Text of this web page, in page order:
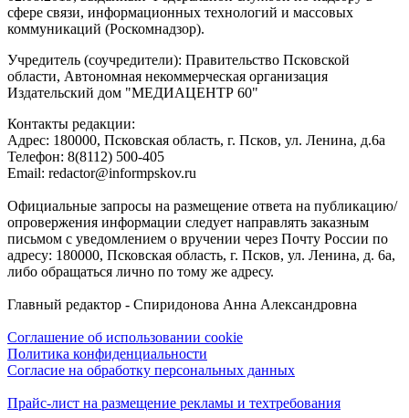
сфере связи, информационных технологий и массовых
коммуникаций (Роскомнадзор).
Учредитель (соучредители): Правительство Псковской
области, Автономная некоммерческая организация
Издательский дом "МЕДИАЦЕНТР 60"
Контакты редакции:
Адреc: 180000, Псковская область, г. Псков, ул. Ленина, д.6а
Телефон: 8(8112) 500-405
Email: redactor@informpskov.ru
Официальные запросы на размещение ответа на публикацию/
опровержения информации следует направлять заказным
письмом с уведомлением о вручении через Почту России по
адресу: 180000, Псковская область, г. Псков, ул. Ленина, д. 6а,
либо обращаться лично по тому же адресу.
Главный редактор - Спиридонова Анна Александровна
Соглашение об использовании cookie
Политика конфиденциальности
Согласие на обработку персональных данных
Прайс-лист на размещение рекламы и техтребования